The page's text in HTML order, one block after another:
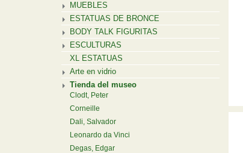
MUEBLES
ESTATUAS DE BRONCE
BODY TALK FIGURITAS
ESCULTURAS
XL ESTATUAS
Arte en vidrio
Tienda del museo
Clodt, Peter
Corneille
Dali, Salvador
Leonardo da Vinci
Degas, Edgar